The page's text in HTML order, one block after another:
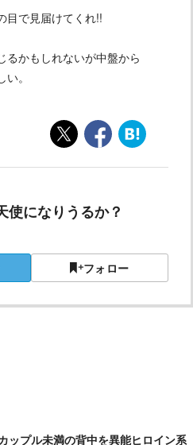
目で見届けてくれ!!
かもしれないが中盤から
。
使になりうるか？
フォロー
ップル未満の背中を異能ヒロイン系